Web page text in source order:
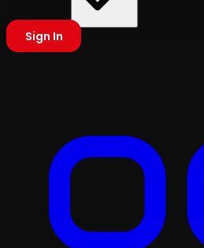
Sign In